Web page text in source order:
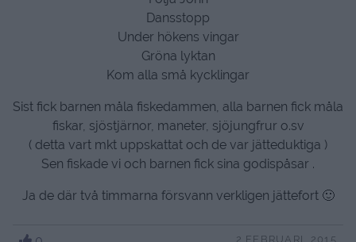
Dansstopp
Under hökens vingar
Gröna lyktan
Kom alla små kycklingar
Sist fick barnen måla fiskedammen, alla barnen fick måla
fiskar, sjöstjärnor, maneter, sjöjungfrur o.sv
( detta vart mkt uppskattat och de var jätteduktiga )
Sen fiskade vi och barnen fick sina godispåsar .
Ja de där två timmarna försvann verkligen jättefort 🙂
2 FEBRUARI, 2015